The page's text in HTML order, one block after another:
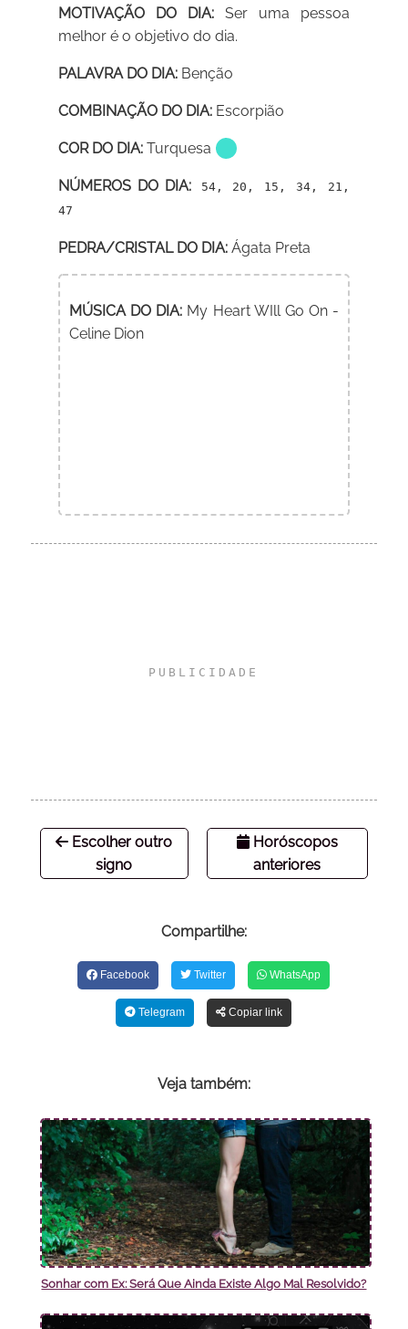
MOTIVAÇÃO DO DIA: Ser uma pessoa
melhor é o objetivo do dia.
PALAVRA DO DIA: Benção
COMBINAÇÃO DO DIA: Escorpião
COR DO DIA: Turquesa
NÚMEROS DO DIA:54, 20, 15, 34, 21,
47
PEDRA/CRISTAL DO DIA: Ágata Preta
MÚSICA DO DIA: My Heart WIll Go On -
Celine Dion
Escolher outro
signo
Horóscopos
anteriores
Compartilhe:
Facebook Twitter WhatsApp
Telegram Copiar link
Veja também:
Sonhar com Ex: Será Que Ainda Existe Algo Mal Resolvido?